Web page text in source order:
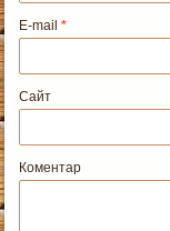
E-mail*
Сайт
Коментар